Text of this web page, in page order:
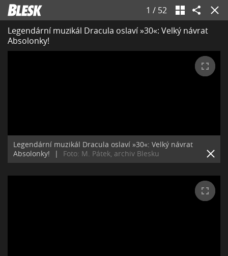
1 / 52
Legendární muzikál Dracula oslaví »30«: Velký návrat
Absolonky!
Legendární muzikál Dracula oslaví »30«: Velký návrat
Absolonky!
| Foto: M. Pátek, archiv Blesku